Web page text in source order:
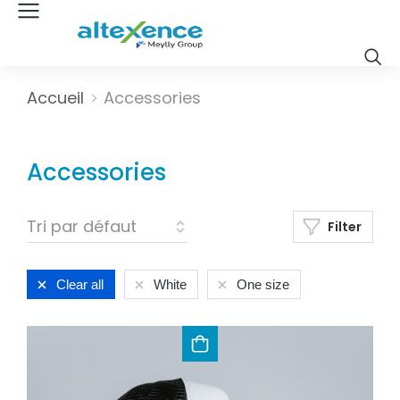
Vous êtes ici :
Accueil Accessories
Accessories
Filter
Clear all White One size